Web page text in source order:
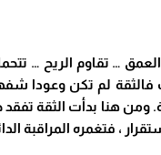
… تقاوم الريح …
فالثقة لم تكن وعودا
هنا بدأت الثقة تفقد
، فتغمره المراقبة